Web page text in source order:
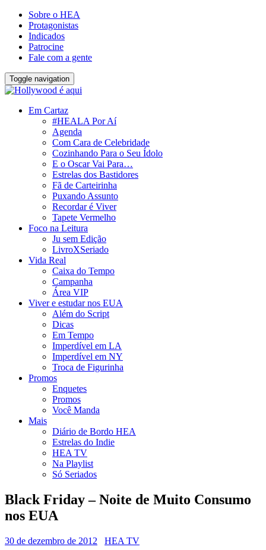
Sobre o HEA
Protagonistas
Indicados
Patrocine
Fale com a gente
Toggle navigation
Em Cartaz
#HEALA Por Aí
Agenda
Com Cara de Celebridade
Cozinhando Para o Seu Ídolo
E o Oscar Vai Para…
Estrelas dos Bastidores
Fã de Carteirinha
Puxando Assunto
Recordar é Viver
Tapete Vermelho
Foco na Leitura
Ju sem Edição
LivroXSeriado
Vida Real
Caixa do Tempo
Campanha
Área VIP
Viver e estudar nos EUA
Além do Script
Dicas
Em Tempo
Imperdível em LA
Imperdível em NY
Troca de Figurinha
Promos
Enquetes
Promos
Você Manda
Mais
Diário de Bordo HEA
Estrelas do Indie
HEA TV
Na Playlist
Só Seriados
Black Friday – Noite de Muito Consumo
nos EUA
30 de dezembro de 2012 HEA TV